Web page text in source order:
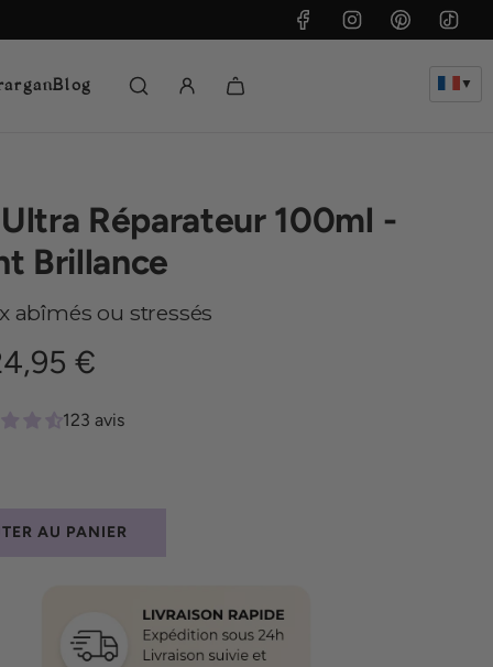
Blog ▼
Réparateur 100ml -
Brillance
abîmés ou stressés
Prix
régulier
€
123 avis
AU PANIER
C